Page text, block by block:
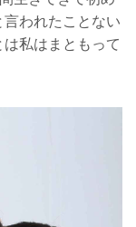
われたことない
私はまともって